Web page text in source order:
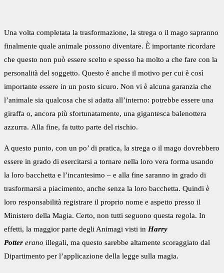
Una volta completata la trasformazione, la strega o il mago sapranno
finalmente quale animale possono diventare. È importante ricordare
che questo non può essere scelto e spesso ha molto a che fare con la
personalità del soggetto. Questo è anche il motivo per cui è così
importante essere in un posto sicuro. Non vi è alcuna garanzia che
l’animale sia qualcosa che si adatta all’interno: potrebbe essere una
giraffa o, ancora più sfortunatamente, una gigantesca balenottera
azzurra. Alla fine, fa tutto parte del rischio.
A questo punto, con un po’ di pratica, la strega o il mago dovrebbero
essere in grado di esercitarsi a tornare nella loro vera forma usando
la loro bacchetta e l’incantesimo – e alla fine saranno in grado di
trasformarsi a piacimento, anche senza la loro bacchetta. Quindi è
loro responsabilità registrare il proprio nome e aspetto presso il
Ministero della Magia. Certo, non tutti seguono questa regola. In
effetti, la maggior parte degli Animagi visti in Harry
Potter erano illegali, ma questo sarebbe altamente scoraggiato dal
Dipartimento per l’applicazione della legge sulla magia.